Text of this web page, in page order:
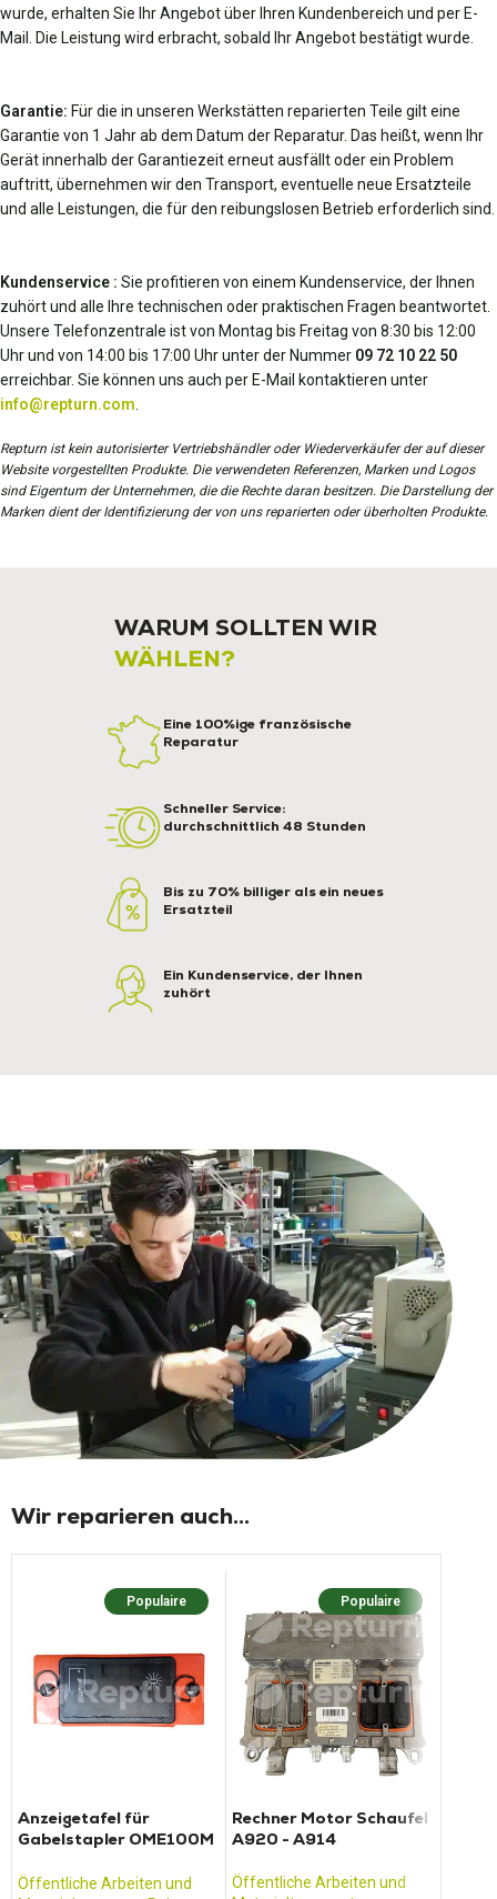
wurde, erhalten Sie Ihr Angebot über Ihren Kundenbereich und per E-
Mail. Die Leistung wird erbracht, sobald Ihr Angebot bestätigt wurde.
Garantie: Für die in unseren Werkstätten reparierten Teile gilt eine
Garantie von 1 Jahr ab dem Datum der Reparatur. Das heißt, wenn Ihr
Gerät innerhalb der Garantiezeit erneut ausfällt oder ein Problem
auftritt, übernehmen wir den Transport, eventuelle neue Ersatzteile
und alle Leistungen, die für den reibungslosen Betrieb erforderlich sind.
Kundenservice : Sie profitieren von einem Kundenservice, der Ihnen
zuhört und alle Ihre technischen oder praktischen Fragen beantwortet.
Unsere Telefonzentrale ist von Montag bis Freitag von 8:30 bis 12:00
Uhr und von 14:00 bis 17:00 Uhr unter der Nummer 09 72 10 22 50
erreichbar. Sie können uns auch per E-Mail kontaktieren unter
info@repturn.com
Repturn ist kein autorisierter Vertriebshändler oder Wiederverkäufer der auf dieser
Website vorgestellten Produkte. Die verwendeten Referenzen, Marken und Logos
sind Eigentum der Unternehmen, die die Rechte daran besitzen. Die Darstellung der
Marken dient der Identifizierung der von uns reparierten oder überholten Produkte.
WARUM SOLLTEN WIR
WÄHLEN?
Eine 100%ige französische
Reparatur
Schneller Service:
durchschnittlich 48 Stunden
Bis zu 70% billiger als ein neues
Ersatzteil
Ein Kundenservice, der Ihnen
zuhört
Wir reparieren auch...
Populaire
Anzeigetafel für
Gabelstapler OME100M
Öffentliche Arbeiten und
Populaire
Rechner Motor Schaufel
A920 - A914
Öffentliche Arbeiten und